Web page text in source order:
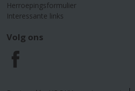
Herroepingsformulier
Interessante links
Volg ons
F
a